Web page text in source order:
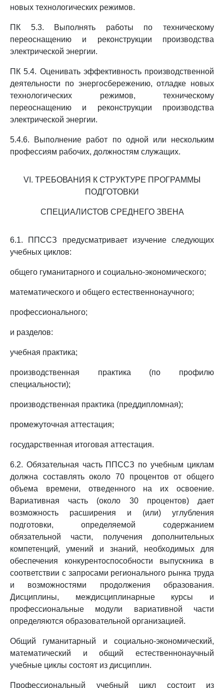
новых технологических режимов.
ПК 5.3. Выполнять работы по техническому
переоснащению и реконструкции производства
электрической энергии.
ПК 5.4. Оценивать эффективность производственной
деятельности по энергосбережению, отладке новых
технологических режимов, техническому
переоснащению и реконструкции производства
электрической энергии.
5.4.6. Выполнение работ по одной или нескольким
профессиям рабочих, должностям служащих.
VI. ТРЕБОВАНИЯ К СТРУКТУРЕ ПРОГРАММЫ
ПОДГОТОВКИ
СПЕЦИАЛИСТОВ СРЕДНЕГО ЗВЕНА
6.1. ППССЗ предусматривает изучение следующих
учебных циклов:
общего гуманитарного и социально-экономического;
математического и общего естественнонаучного;
профессионального;
и разделов:
учебная практика;
производственная практика (по профилю
специальности);
производственная практика (преддипломная);
промежуточная аттестация;
государственная итоговая аттестация.
6.2. Обязательная часть ППССЗ по учебным циклам
должна составлять около 70 процентов от общего
объема времени, отведенного на их освоение.
Вариативная часть (около 30 процентов) дает
возможность расширения и (или) углубления
подготовки, определяемой содержанием
обязательной части, получения дополнительных
компетенций, умений и знаний, необходимых для
обеспечения конкурентоспособности выпускника в
соответствии с запросами регионального рынка труда
и возможностями продолжения образования.
Дисциплины, междисциплинарные курсы и
профессиональные модули вариативной части
определяются образовательной организацией.
Общий гуманитарный и социально-экономический,
математический и общий естественнонаучный
учебные циклы состоят из дисциплин.
Профессиональный учебный цикл состоит из